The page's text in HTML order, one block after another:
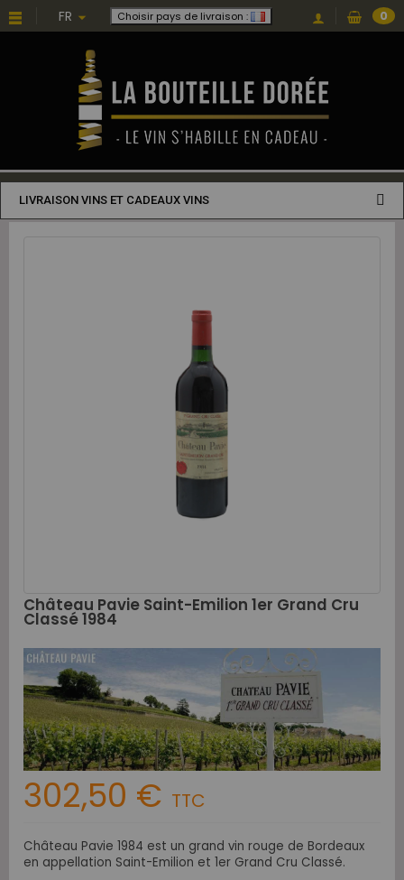
FR Choisir pays de livraison : 0
LIVRAISON VINS ET CADEAUX VINS
Château Pavie Saint-Emilion 1er Grand Cru
Classé 1984
302,50 € TTC
Château Pavie 1984 est un grand vin rouge de Bordeaux
en appellation Saint-Emilion et 1er Grand Cru Classé.